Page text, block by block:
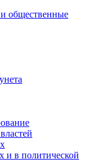
общественные
и в политической